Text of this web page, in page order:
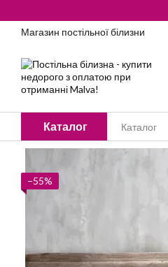
Магазин постільної білизни
Каталог Каталог
−55%